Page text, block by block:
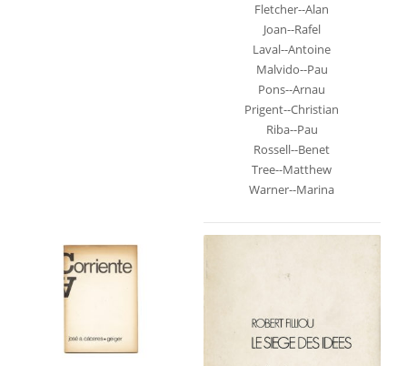
Fletcher--Alan
Joan--Rafel
Laval--Antoine
Malvido--Pau
Pons--Arnau
Prigent--Christian
Riba--Pau
Rossell--Benet
Tree--Matthew
Warner--Marina